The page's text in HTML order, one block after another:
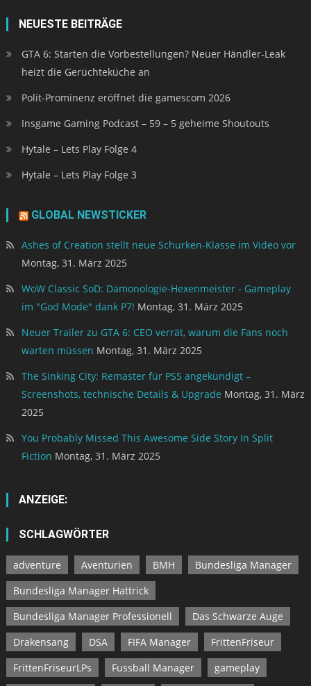
NEUESTE BEITRÄGE
GTA 6: Starten die Vorbestellungen? Neuer Händler-Leak
heizt die Gerüchteküche an
Polit-Prominenz eröffnet die gamescom 2026
Insgame Gaming Podcast – 59 – 5 geheime Shoutouts
Hytale – Lets Play Folge 4
Hytale – Lets Play Folge 3
GLOBAL NEWSTICKER
Ashes of Creation stellt neue Schurken-Klasse im Video vor
Montag, 31. März 2025
WoW Classic SoD: Dämonologie-Hexenmeister - Gameplay
im "God Mode" dank P7! Montag, 31. März 2025
Neuer Trailer zu GTA 6: CEO verrät, warum die Fans noch
warten müssen Montag, 31. März 2025
The Sinking City: Remaster für PS5 angekündigt –
Screenshots, technische Details & Upgrade Montag, 31. März
2025
You Probably Missed This Awesome Side Story In Split
Fiction Montag, 31. März 2025
ANZEIGE:
SCHLAGWÖRTER
adventure Aventurien BMH
Bundesliga Manager
Bundesliga Manager Hattrick
Bundesliga Manager Professionell
Das Schwarze Auge
Drakensang
DSA FIFA Manager
FrittenFriseur
FrittenFriseurLPs
Fussball Manager
gameplay